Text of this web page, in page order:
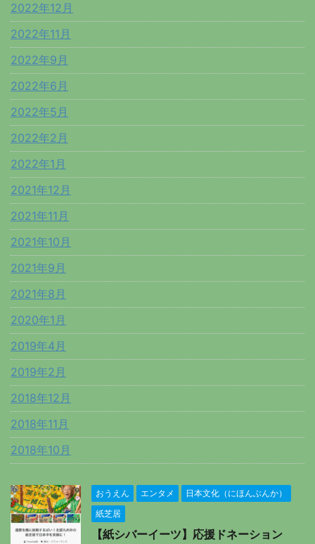
2022年12月
2022年11月
2022年9月
2022年6月
2022年5月
2022年2月
2022年1月
2021年12月
2021年11月
2021年10月
2021年9月
2021年8月
2020年1月
2019年4月
2019年2月
2018年12月
2018年11月
2018年10月
おうえん エンタメ
日本文化（にほんぶんか）
紙芝居
【紙シバーイーツ】応援ドネーション